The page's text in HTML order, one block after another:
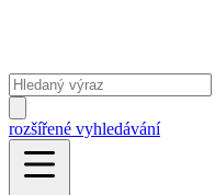
rozšířené vyhledávání